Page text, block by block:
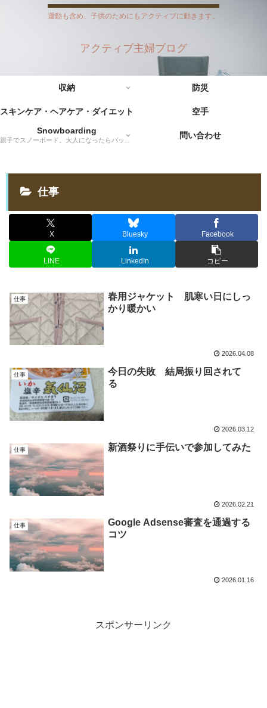
運動も含め、子供のためにもアクティブに動きます。
アクティブ主婦ブログ
収納 防災
スキンケア・ヘアケア・ダイエット
空手
Snowboarding
親子でスノーボード。大人になったらバックカントリーに挑戦だー！ 問い合わせ
仕事
X Bluesky Facebook
LINE LinkedIn コピー
仕事
春用ジャケット 肌寒い日にしっ
かり暖かい
2026.04.08
仕事
今日の失敗 結局振り回されて
る
2026.03.12
仕事 新酒祭りに手伝いで参加してみた
2026.02.21
仕事
Google Adsense審査を通過する
コツ
2026.01.16
スポンサーリンク